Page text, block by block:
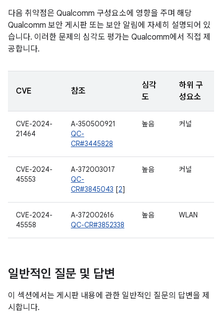
다음 취약점은 Qualcomm 구성요소에 영향을 주며 해당
Qualcomm 보안 게시판 또는 보안 알림에 자세히 설명되어 있
습니다. 이러한 문제의 심각도 평가는 Qualcomm에서 직접 제
공합니다.
CVE 참조
심각
도
하위 구
성요소
CVE-2024-
21464
A-350500921
QC-
CR#3445828
높음 커널
CVE-2024-
45553
A-372003017
QC-
CR#3845043 [2]
높음 커널
CVE-2024-
45558
A-372002616
QC-CR#3852338
높음 WLAN
일반적인 질문 및 답변
이 섹션에서는 게시판 내용에 관한 일반적인 질문의 답변을 제
시합니다.